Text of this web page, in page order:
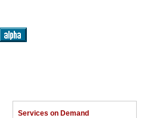
Services on Demand